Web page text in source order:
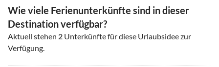
Wie viele Ferienunterkünfte sind in dieser
Destination verfügbar?
Aktuell stehen 2 Unterkünfte für diese Urlaubsidee zur
Verfügung.